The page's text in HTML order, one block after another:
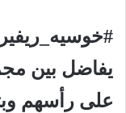
يفاضل بين
على رأسهم